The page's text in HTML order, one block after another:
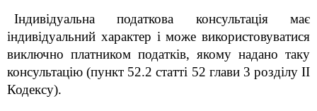
Індивідуальна податкова консультація має
індивідуальний характер і може використовуватися
виключно платником податків, якому надано таку
консультацію (пункт 52.2 статті 52 глави 3 розділу II
Кодексу).